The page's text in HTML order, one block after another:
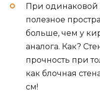
При
полезное
больше, чем у
аналога. Как?
прочность при
как блочная
см!